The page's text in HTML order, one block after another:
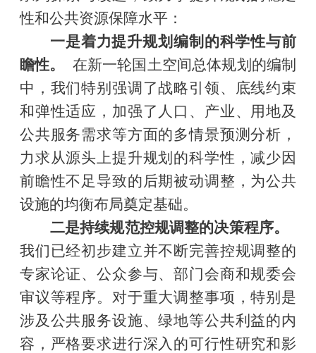
性和公共资源保障水平：
一是着力提升规划编制的科学性与前
瞻性。
在新一轮国土空间总体规划的编制
中，我们特别强调了战略引领、底线约束
和弹性适应，加强了人口、产业、用地及
公共服务需求等方面的多情景预测分析，
力求从源头上提升规划的科学性，减少因
前瞻性不足导致的后期被动调整，为公共
设施的均衡布局奠定基础。
二是持续规范控规调整的决策程序。
我们已经初步建立并不断完善控规调整的
专家论证、公众参与、部门会商和规委会
审议等程序。对于重大调整事项，特别是
涉及公共服务设施、绿地等公共利益的内
容，严格要求进行深入的可行性研究和影